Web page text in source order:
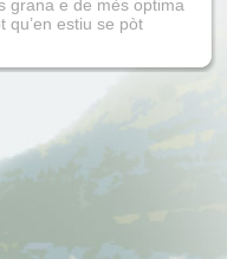
grana e de mès optima
qu’en estiu se pòt